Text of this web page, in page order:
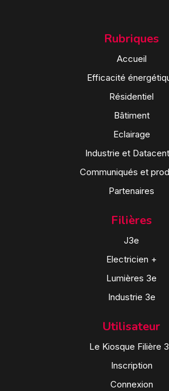
Rubriques
Accueil
Efficacité
Résidentiel
Bâtiment
Eclairage
Industrie et
Communiqués et
Partenaires
Filières
J3e
Electricien +
Lumières 3e
Industrie 3e
Utilisateur
Le Kiosque Filière
Inscription
Connexion